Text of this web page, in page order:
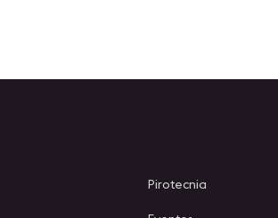
Pirotecnia